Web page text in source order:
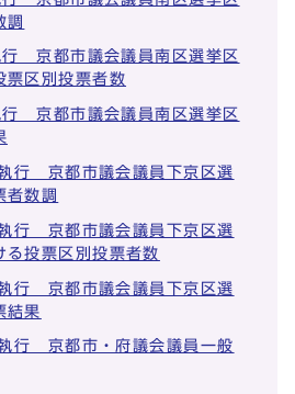
調
京都市議会議員南区選挙区
票区別投票者数
京都市議会議員南区選挙区
行 京都市議会議員下京区選
数調
行 京都市議会議員下京区選
る投票区別投票者数
行 京都市議会議員下京区選
結果
行 京都市・府議会議員一般